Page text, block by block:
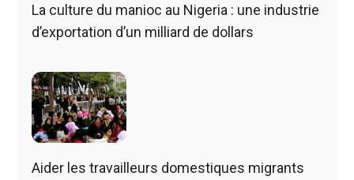
La culture du manioc au Nigeria : une industrie
d’exportation d’un milliard de dollars
Aider les travailleurs domestiques migrants